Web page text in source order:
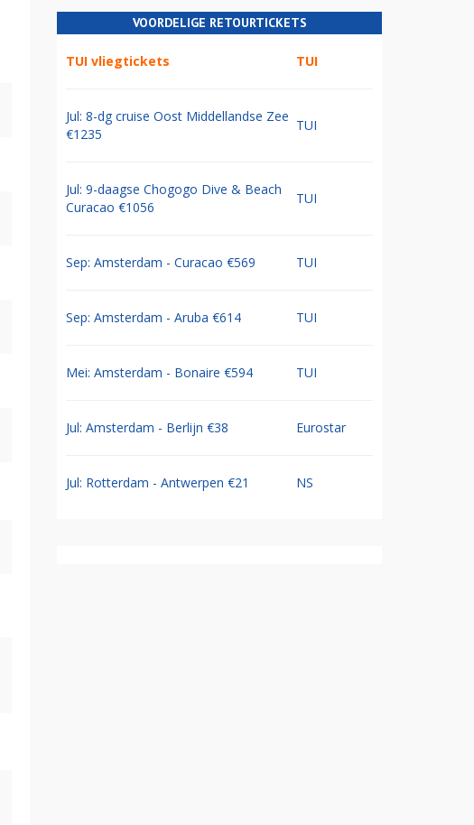
VOORDELIGE RETOURTICKETS
TUI vliegtickets TUI
Jul: 8-dg cruise Oost Middellandse Zee
€1235
TUI
Jul: 9-daagse Chogogo Dive & Beach
Curacao €1056
TUI
Sep: Amsterdam - Curacao €569 TUI
Sep: Amsterdam - Aruba €614 TUI
Mei: Amsterdam - Bonaire €594 TUI
Jul: Amsterdam - Berlijn €38 Eurostar
Jul: Rotterdam - Antwerpen €21 NS